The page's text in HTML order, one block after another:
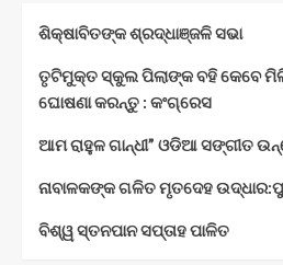
ଶିକ୍ଷାବିତଙ୍କ ଶ୍ରଦ୍ଧାଞ୍ଜଳି ସଭା
ତୃଟିମୁକ୍ତ ସ୍କୁଲ ପିଲାଙ୍କ ବହି କେବେ
ଘୋଷଣା କରନ୍ତୁ : କଂଗ୍ରେସ
ଆମ ରାହୁଳ ଗାନ୍ଧୀ” ଓଡିଆ ସଙ୍ଗୀତ
ନାବାଳକଙ୍କ ଗଳିତ ମୃତଦେହ
ବିଶ୍ୱ ସ୍ତନପାନ ସପ୍ତାହ ପାଳିତ